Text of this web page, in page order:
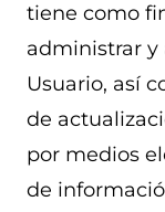
tiene como
administrar y
Usuario, así
de
por medios
de